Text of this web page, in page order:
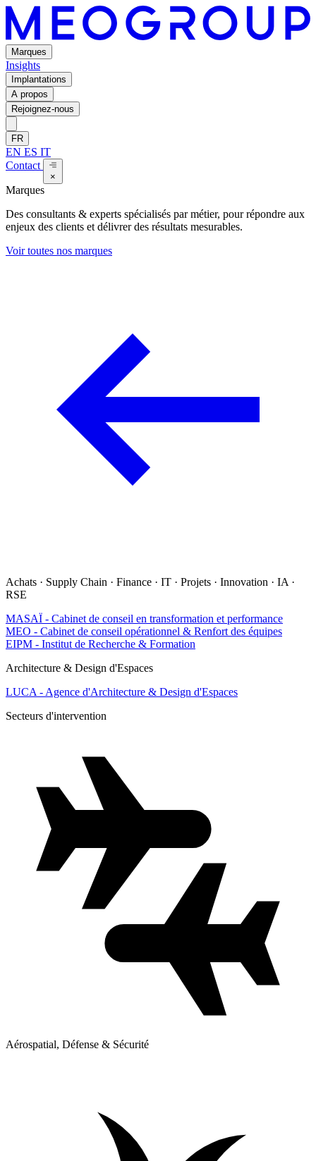
Marques
Insights
Implantations
A propos
Rejoignez-nous
FR
EN ES IT
Contact
×
Marques
Des consultants & experts spécialisés par métier, pour répondre aux
enjeux des clients et délivrer des résultats mesurables.
Voir toutes nos marques
Achats · Supply Chain · Finance · IT · Projets · Innovation · IA ·
RSE
MASAÏ - Cabinet de conseil en transformation et performance
MEO - Cabinet de conseil opérationnel & Renfort des équipes
EIPM - Institut de Recherche & Formation
Architecture & Design d'Espaces
LUCA - Agence d'Architecture & Design d'Espaces
Secteurs d'intervention
Aérospatial, Défense & Sécurité